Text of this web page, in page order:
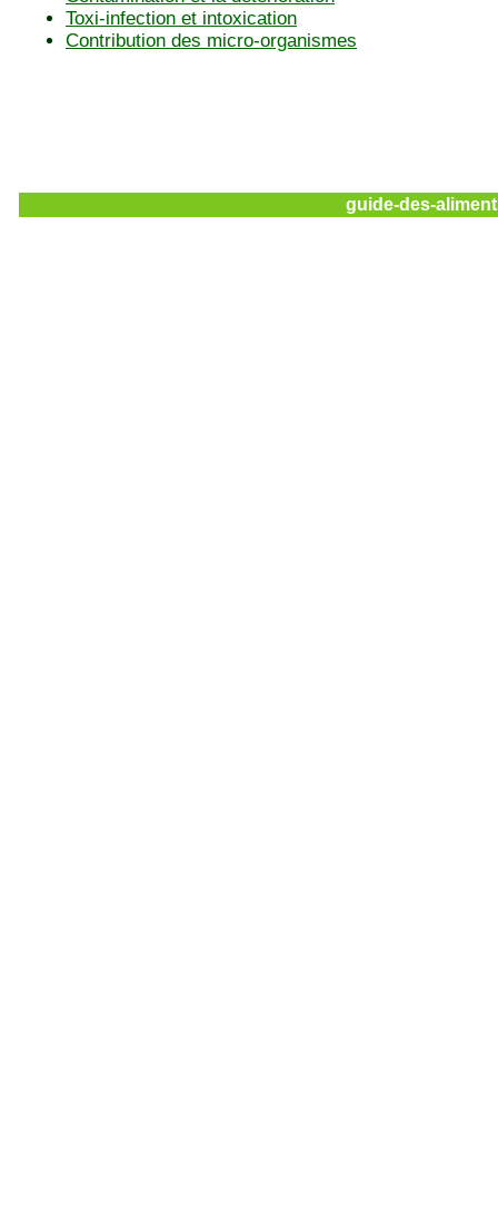
Toxi-infection et intoxication
Contribution des micro-organismes
guide-des-